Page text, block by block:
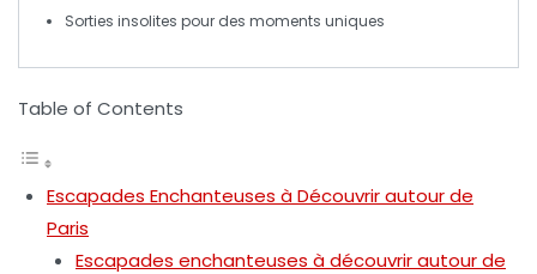
Sorties insolites pour des moments uniques
Table of Contents
Escapades Enchanteuses à Découvrir autour de
Paris
Escapades enchanteuses à découvrir autour de